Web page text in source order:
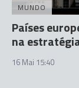
MUNDO
Países
na
16 Mai 15:40